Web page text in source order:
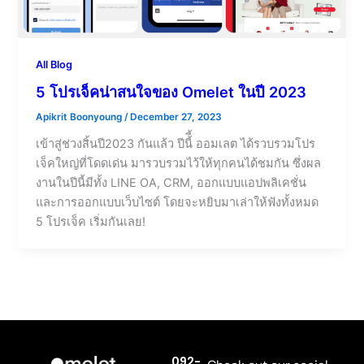
All Blog
5 โปรเจ็คน่าสนใจของ Omelet ในปี 2023
Apikrit Boonyoung /December 27, 2023
เข้าสู่ช่วงสิ้นปี2023 กันแล้ว ปีนี้ี้ ออมเลต ได้รวบรวมโปร
เจ็คใหญ่ที่โดดเด่น มารวบรวมไว้ให้ทุกคนได้ชมกัน ซึ่งผล
งานในปีนี้มีทั้ง LINE OA, CRM, ออกแบบแอปพลิเคชั่น
และการออกแบบเว็บไซต์ โดยจะหยิบมาเล่าให้ฟังทั้งหมด
5 โปรเจ็ค เริ่มกันเลย!